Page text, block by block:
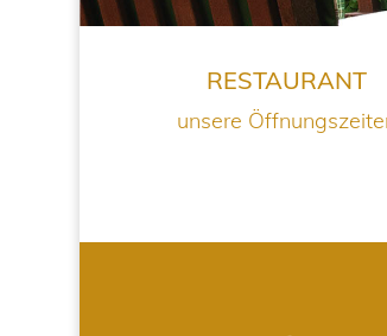
RESTAURANT
unsere